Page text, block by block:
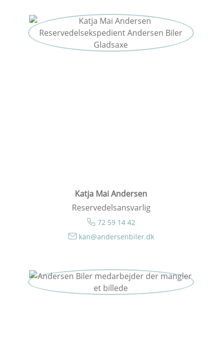
Katja Mai Andersen
Reservedelsansvarlig
72 59 14 42
kan@andersenbiler.dk